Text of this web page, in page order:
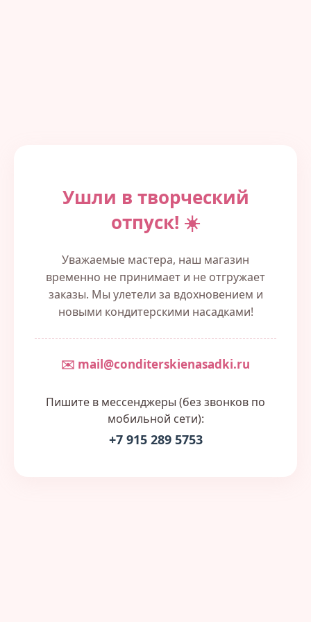
Ушли в творческий
отпуск! ☀️
Уважаемые мастера, наш магазин
временно не принимает и не отгружает
заказы. Мы улетели за вдохновением и
новыми кондитерскими насадками!
✉️ mail@conditerskienasadki.ru
Пишите в мессенджеры (без звонков по
мобильной сети):
+7 915 289 5753